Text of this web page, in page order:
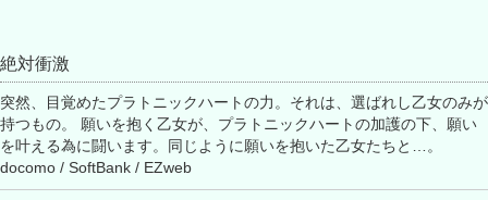
絶対衝激
突然、目覚めたプラトニックハートの力。それは、選ばれし乙女のみが
持つもの。 願いを抱く乙女が、プラトニックハートの加護の下、願い
を叶える為に闘います。同じように願いを抱いた乙女たちと…。
docomo / SoftBank / EZweb